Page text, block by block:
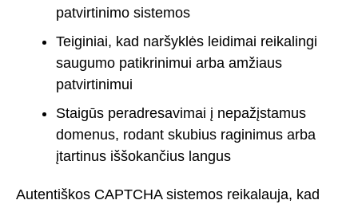
patvirtinimo sistemos
Teiginiai, kad naršyklės leidimai reikalingi
saugumo patikrinimui arba amžiaus
patvirtinimui
Staigūs peradresavimai į nepažįstamus
domenus, rodant skubius raginimus arba
įtartinus iššokančius langus
Autentiškos CAPTCHA sistemos reikalauja, kad